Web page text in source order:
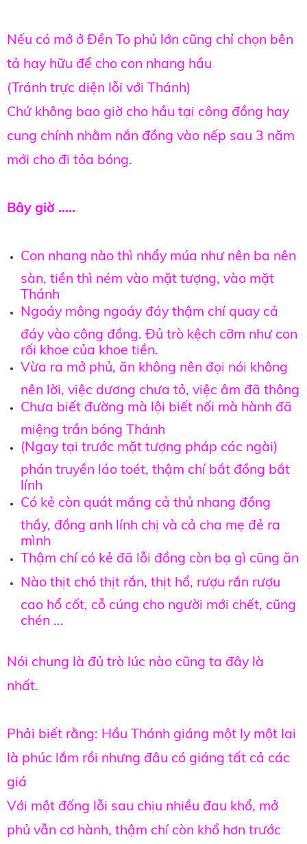
Nếu có mở ở Đền To phủ lớn cũng chỉ chọn bên
tả hay hữu để cho con nhang hầu
(Tránh trực diện lỗi với Thánh)
Chứ không bao giờ cho hầu tại công đồng hay
cung chính nhằm nắn đồng vào nếp sau 3 năm
mới cho đi tỏa bóng.
Bây giờ .....
Con nhang nào thì nhẩy múa như nên ba nên
sàn, tiền thì ném vào mặt tượng, vào mặt
Thánh
Ngoáy mông ngoáy đáy thậm chí quay cả
đáy vào công đồng. Đủ trò kệch cỡm như con
rối khoe của khoe tiền.
Vừa ra mở phủ, ăn không nên đọi nói không
nên lời, việc dương chưa tỏ, việc âm đã thông
Chưa biết đường mà lội biết nối mà hành đã
miệng trần bóng Thánh
(Ngay tại trước mặt tượng pháp các ngài)
phán truyền láo toét, thậm chí bắt đồng bắt
lính
Có kẻ còn quát mắng cả thủ nhang đồng
thầy, đồng anh lính chị và cả cha mẹ đẻ ra
mình
Thậm chí có kẻ đã lỗi đồng còn bạ gì cũng ăn
Nào thịt chó thịt rắn, thịt hổ, rượu rắn rượu
cao hổ cốt, cỗ cúng cho người mới chết, cũng
chén ...
Nói chung là đủ trò lúc nào cũng ta đây là
nhất.
Phải biết rằng: Hầu Thánh giáng một ly một lai
là phúc lắm rồi nhưng đâu có giáng tất cả các
giá
Với một đống lỗi sau chịu nhiều đau khổ, mở
phủ vẫn cơ hành, thậm chí còn khổ hơn trước